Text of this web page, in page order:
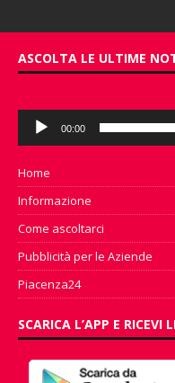
ASCOLTA LE ULTIME
Audio
Player
00:00
Home
Informazione
Come ascoltarci
Pubblicità per le Aziende
Piacenza24
SCARICA L’APP E RICEVI